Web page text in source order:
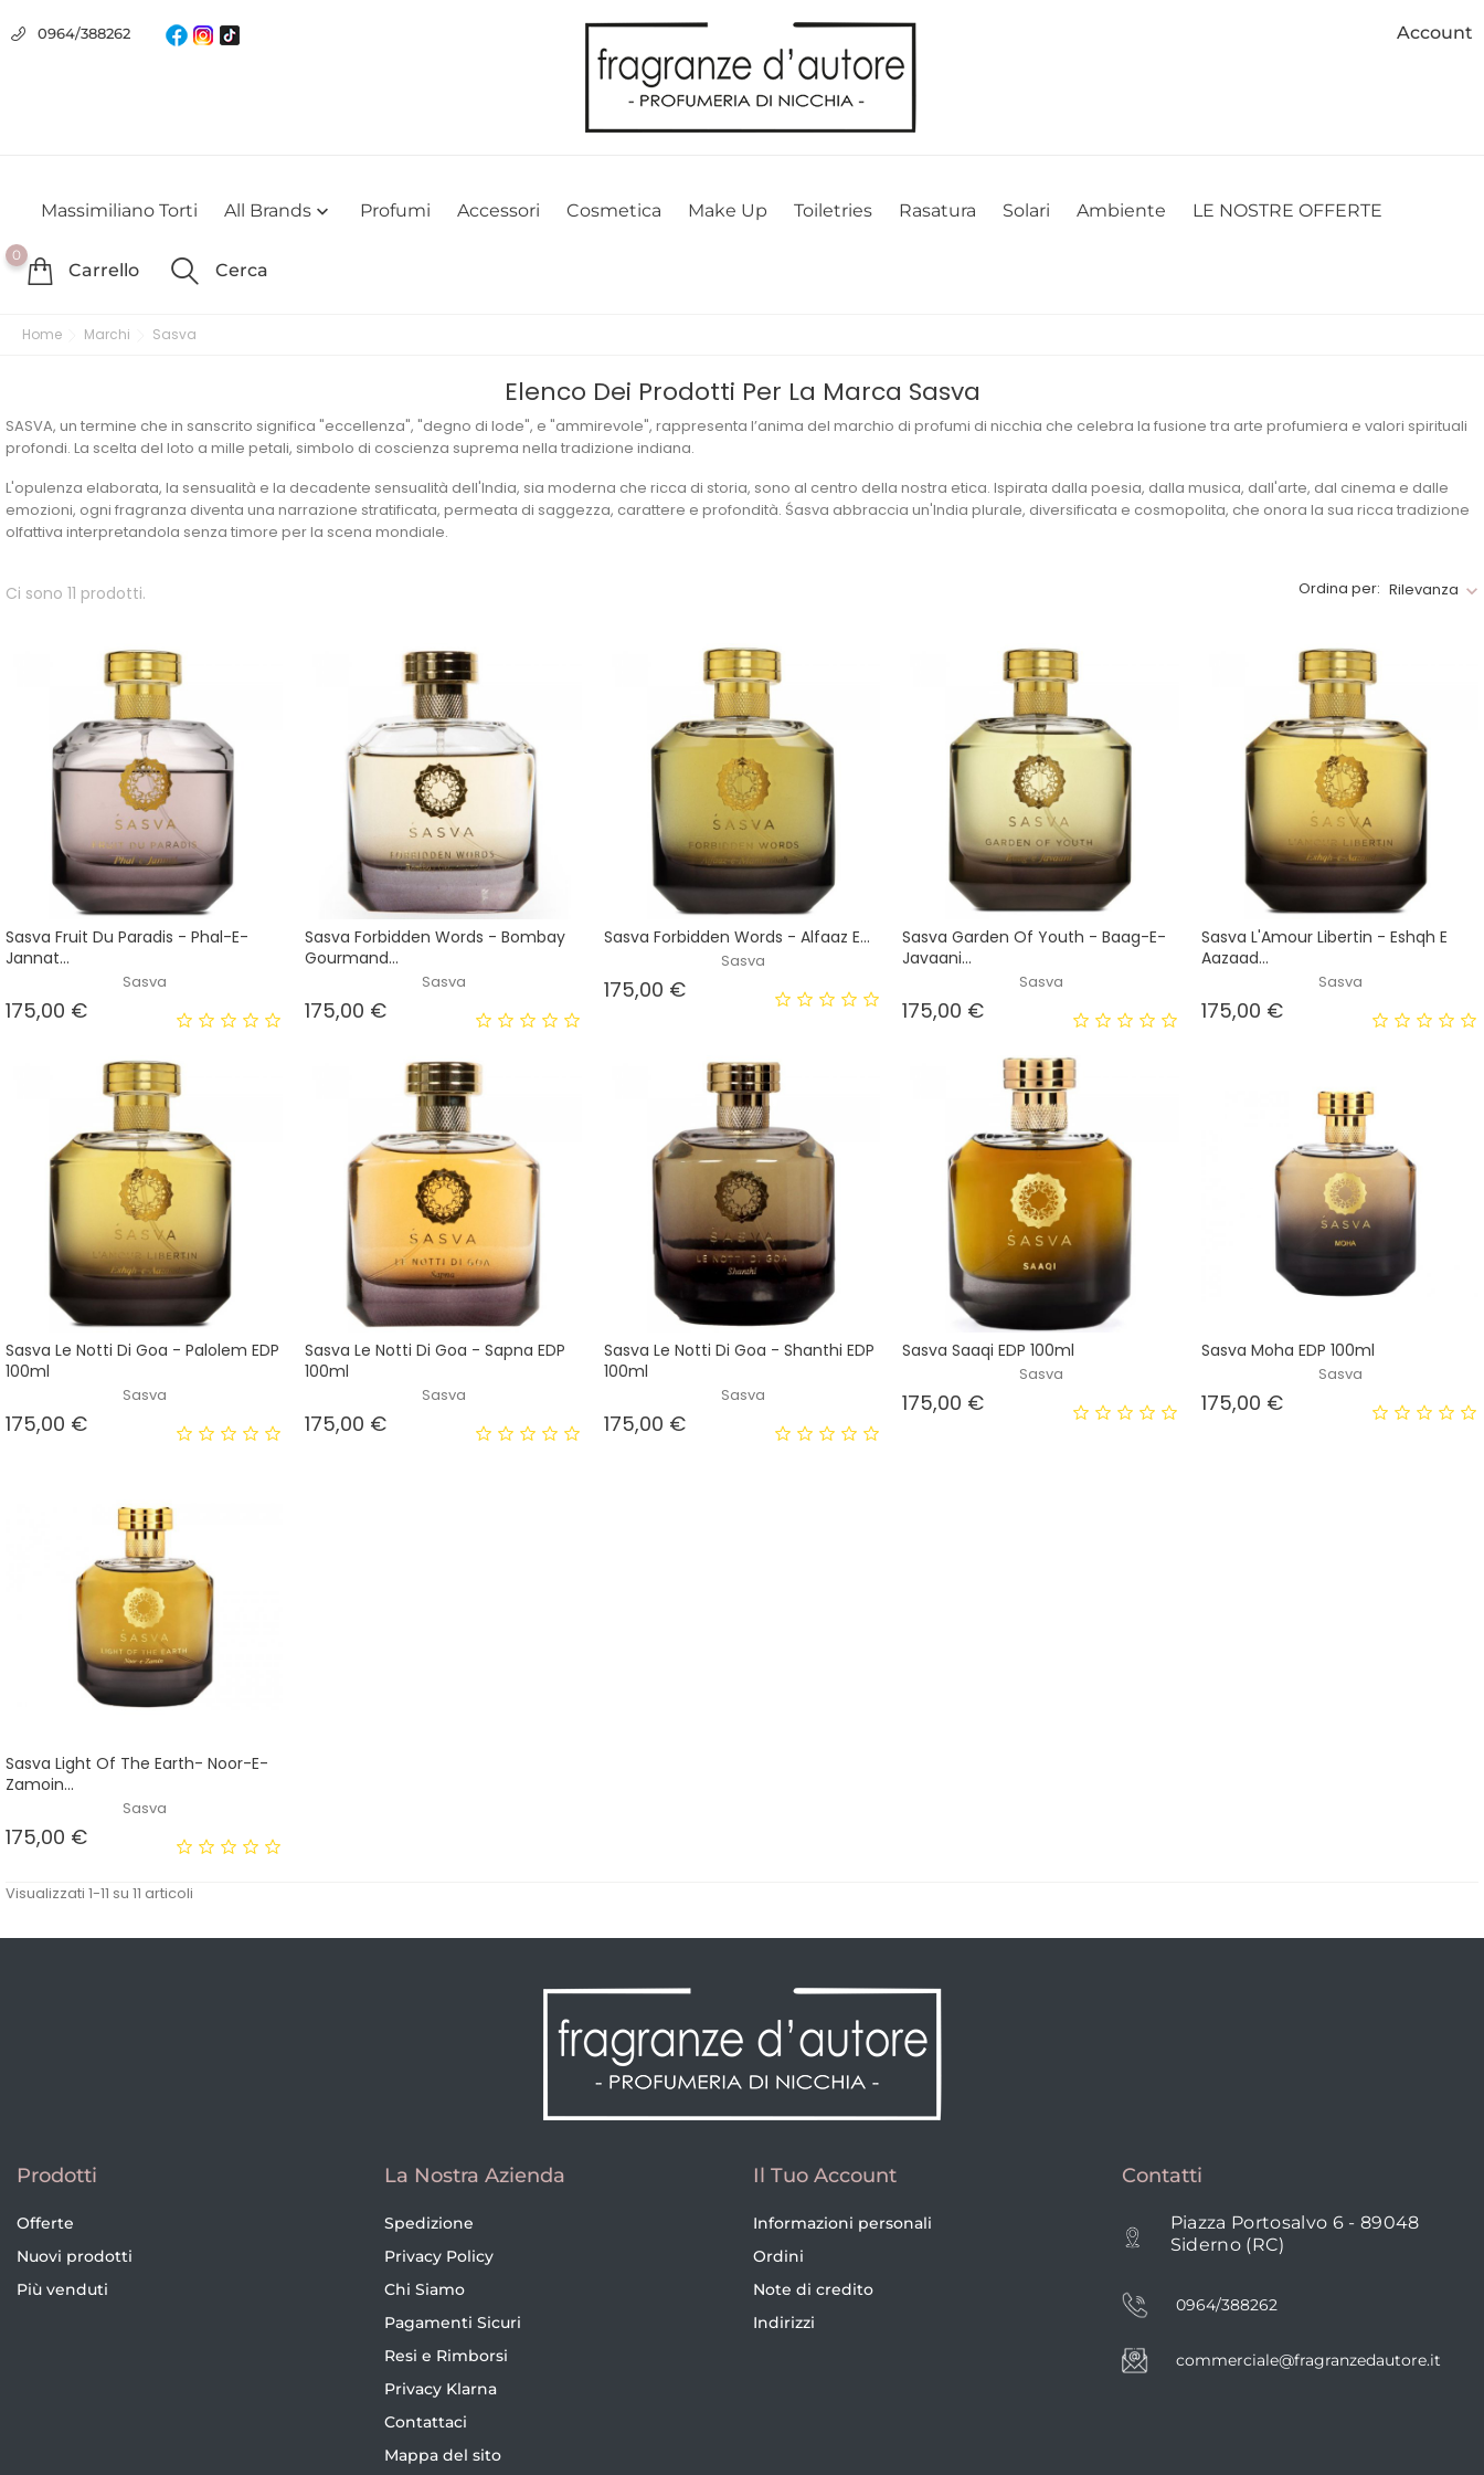
Usiamo i cookie
Utilizziamo i cookie per offrirti la migliore esperienza possibile sul nostro sito web. Cliccando su OK, acconsenti alla nostra politica sui cookie. Se desideri modificare le tue preferenze sui cookie, puoi
0964/388262 Account
Massimiliano Torti All Brands  Profumi Accessori Cosmetica Make Up Toiletries Rasatura Solari Ambiente LE NOSTRE OFFERTE
0
Carrello Cerca
Home Marchi Sasva
Elenco Dei Prodotti Per La Marca Sasva
SASVA, un termine che in sanscrito significa "eccellenza", "degno di lode", e "ammirevole", rappresenta l’anima del marchio di profumi di nicchia che celebra la fusione tra arte profumiera e valori spirituali
profondi. La scelta del loto a mille petali, simbolo di coscienza suprema nella tradizione indiana.
L'opulenza elaborata, la sensualità e la decadente sensualità dell'India, sia moderna che ricca di storia, sono al centro della nostra etica. Ispirata dalla poesia, dalla musica, dall'arte, dal cinema e dalle
emozioni, ogni fragranza diventa una narrazione stratificata, permeata di saggezza, carattere e profondità. Śasva abbraccia un'India plurale, diversificata e cosmopolita, che onora la sua ricca tradizione
olfattiva interpretandola senza timore per la scena mondiale.
Ci sono 11 prodotti. Ordina per: Rilevanza
Sasva Fruit Du Paradis - Phal-E-
Jannat...
Sasva
175,00 €Prezzo
Sasva Forbidden Words - Bombay
Gourmand...
Sasva
175,00 €Prezzo
Sasva Forbidden Words - Alfaaz E...
Sasva
175,00 €Prezzo
Sasva Garden Of Youth - Baag-E-
Javaani...
Sasva
175,00 €Prezzo
Sasva L'Amour Libertin - Eshqh E
Aazaad...
Sasva
175,00 €Prezzo
Sasva Le Notti Di Goa - Palolem EDP
100ml
Sasva
175,00 €Prezzo
Sasva Le Notti Di Goa - Sapna EDP
100ml
Sasva
175,00 €Prezzo
Sasva Le Notti Di Goa - Shanthi EDP
100ml
Sasva
175,00 €Prezzo
Sasva Saaqi EDP 100ml
Sasva
175,00 €Prezzo
Sasva Moha EDP 100ml
Sasva
175,00 €Prezzo
Sasva Light Of The Earth- Noor-E-
Zamoin...
Sasva
175,00 €Prezzo
Visualizzati 1-11 su 11 articoli
Prodotti
Offerte
Nuovi prodotti
Più venduti
La Nostra Azienda
Spedizione
Privacy Policy
Chi Siamo
Pagamenti Sicuri
Resi e Rimborsi
Privacy Klarna
Contattaci
Mappa del sito
Il Tuo Account
Informazioni personali
Ordini
Note di credito
Indirizzi
Contatti
Piazza Portosalvo 6 - 89048
Siderno (RC)
0964/388262
commerciale@fragranzedautore.it